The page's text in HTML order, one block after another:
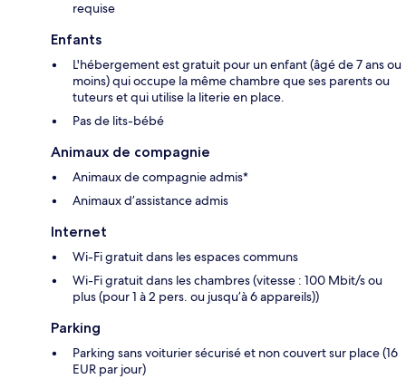
requise
Enfants
L'hébergement est gratuit pour un enfant (âgé de 7 ans ou
moins) qui occupe la même chambre que ses parents ou
tuteurs et qui utilise la literie en place.
Pas de lits-bébé
Animaux de compagnie
Animaux de compagnie admis*
Animaux d’assistance admis
Internet
Wi-Fi gratuit dans les espaces communs
Wi-Fi gratuit dans les chambres (vitesse : 100 Mbit/s ou
plus (pour 1 à 2 pers. ou jusqu’à 6 appareils))
Parking
Parking sans voiturier sécurisé et non couvert sur place (16
EUR par jour)